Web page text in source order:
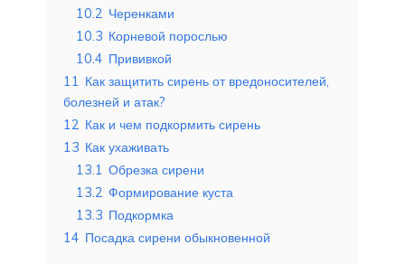
10.2 Черенками
10.3 Корневой порослью
10.4 Прививкой
11 Как защитить сирень от вредоносителей,
болезней и атак?
12 Как и чем подкормить сирень
13 Как ухаживать
13.1 Обрезка сирени
13.2 Формирование куста
13.3 Подкормка
14 Посадка сирени обыкновенной